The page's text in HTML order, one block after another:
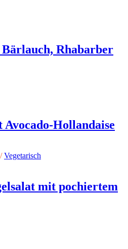
Bärlauch, Rhabarber
Hollandaise
/Vegetarisch
mit pochiertem